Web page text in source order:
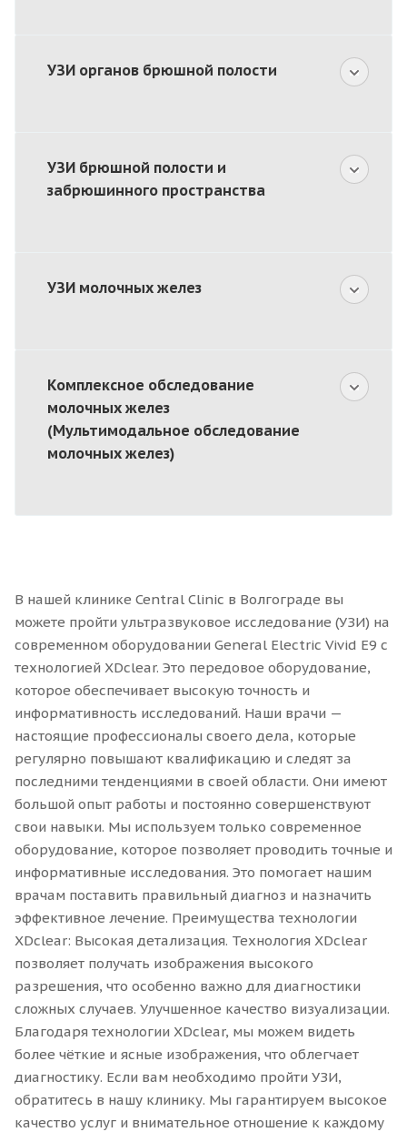
УЗИ органов брюшной полости
УЗИ брюшной полости и
забрюшинного пространства
УЗИ молочных желез
Комплексное обследование
молочных желез
(Мультимодальное обследование
молочных желез)
В нашей клинике Central Clinic в Волгограде вы
можете пройти ультразвуковое исследование (УЗИ) на
современном оборудовании General Electric Vivid E9 с
технологией XDclear. Это передовое оборудование,
которое обеспечивает высокую точность и
информативность исследований. Наши врачи —
настоящие профессионалы своего дела, которые
регулярно повышают квалификацию и следят за
последними тенденциями в своей области. Они имеют
большой опыт работы и постоянно совершенствуют
свои навыки. Мы используем только современное
оборудование, которое позволяет проводить точные и
информативные исследования. Это помогает нашим
врачам поставить правильный диагноз и назначить
эффективное лечение. Преимущества технологии
XDclear: Высокая детализация. Технология XDclear
позволяет получать изображения высокого
разрешения, что особенно важно для диагностики
сложных случаев. Улучшенное качество визуализации.
Благодаря технологии XDclear, мы можем видеть
более чёткие и ясные изображения, что облегчает
диагностику. Если вам необходимо пройти УЗИ,
обратитесь в нашу клинику. Мы гарантируем высокое
качество услуг и внимательное отношение к каждому